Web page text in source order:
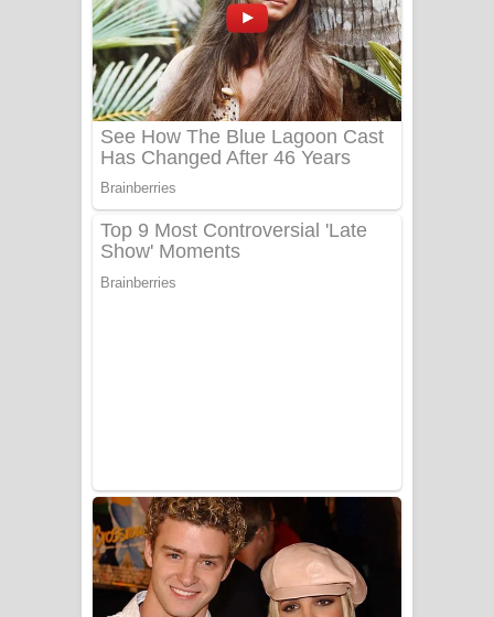
නිවුනා නුඹ හින්දා ගීතයේ පද පෙළ
Numba Dun Aadare Song Lyrics - නුඹ
දුන් ආදරේ ගීතයේ පද පෙළ
Liyamuda Dan Anagathe Song Lyrics
Doni Song Lyrics - දෝණි ගීතයේ පද
Adare Wadi Nisa Song Lyrics - ආදරේ
වැඩි නිසා ගීතයේ පද පෙළ